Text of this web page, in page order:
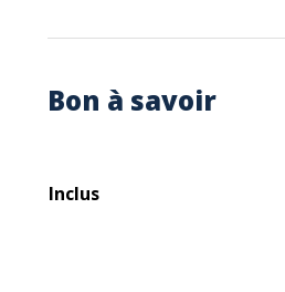
Bon à savoir
Inclus